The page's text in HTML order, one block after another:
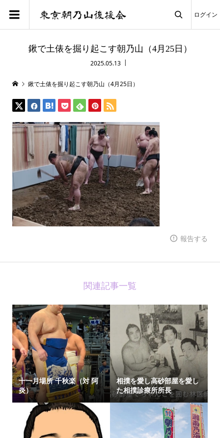
ログイン
鍬で土俵を掘り起こす朝乃山（4月25日）
2025.05.13
鍬で土俵を掘り起こす朝乃山（4月25日）
報告する
関連記事一覧
十一月場所 千秋楽（対 阿
炎）
相撲を愛し高砂部屋を愛し
た相撲診療所所長